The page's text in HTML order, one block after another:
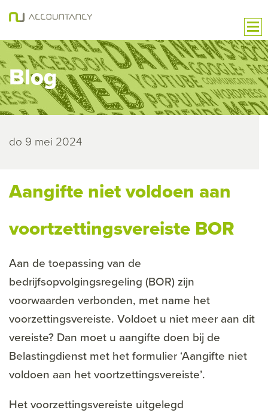
Blog
do 9 mei 2024
Aangifte niet voldoen aan
voortzettingsvereiste BOR
Aan de toepassing van de
bedrijfsopvolgingsregeling (BOR) zijn
voorwaarden verbonden, met name het
voorzettingsvereiste. Voldoet u niet meer aan dit
vereiste? Dan moet u aangifte doen bij de
Belastingdienst met het formulier ‘Aangifte niet
voldoen aan het voortzettingsvereiste’.
Het voorzettingsvereiste uitgelegd